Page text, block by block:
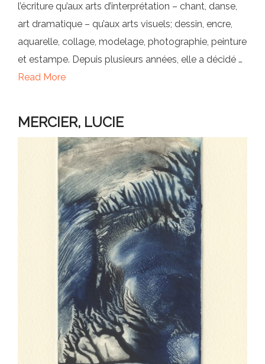
l’écriture qu’aux arts d’interprétation – chant, danse,
art dramatique – qu’aux arts visuels; dessin, encre,
aquarelle, collage, modelage, photographie, peinture
et estampe. Depuis plusieurs années, elle a décidé …
Read More
MERCIER, LUCIE